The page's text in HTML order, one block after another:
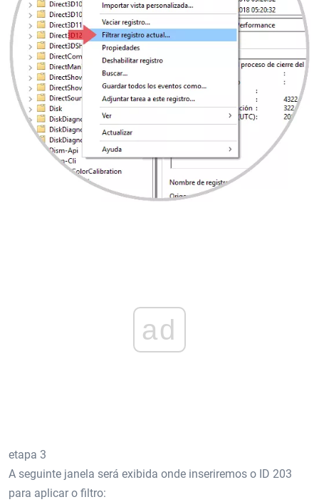
ad
etapa 3
A seguinte janela será exibida onde inseriremos o ID 203
para aplicar o filtro: